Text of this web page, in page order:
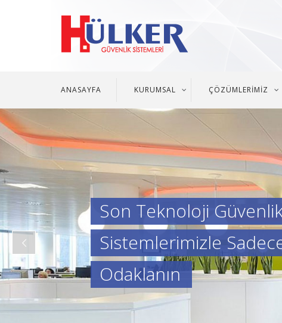
ANASAYFA KURUMSAL ÇÖZÜMLERİMİZ
Son Teknoloji
Sistemlerimizle
Odaklanın